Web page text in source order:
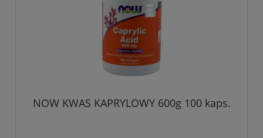
NOW KWAS KAPRYLOWY 600g 100 kaps.